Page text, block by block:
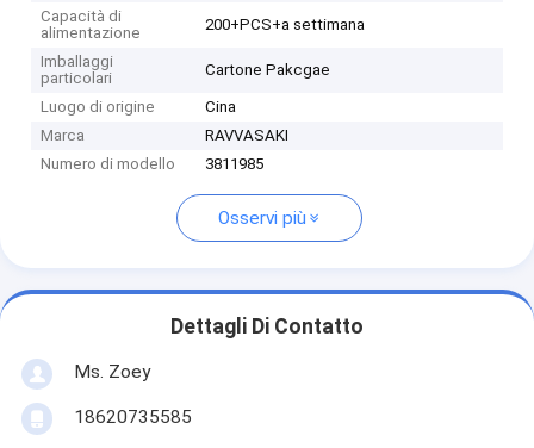
Capacità di
alimentazione
200+PCS+a settimana
Imballaggi
particolari
Cartone Pakcgae
Luogo di origine
Cina
Marca
RAVVASAKI
Numero di modello
3811985
Osservi più
Dettagli Di Contatto
Ms. Zoey
18620735585